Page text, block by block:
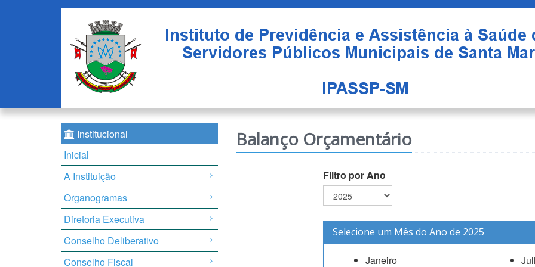
Institucional
Inicial
A Instituição
Organogramas
Diretoria Executiva
Conselho Deliberativo
Conselho Fiscal
Balanço Orçamentário
Filtro por Ano
Selecione um Mês do Ano de 2025
Janeiro